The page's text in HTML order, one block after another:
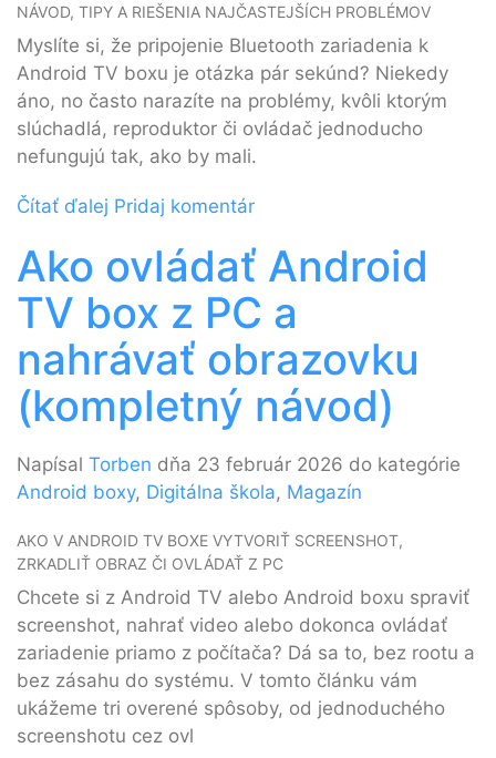
NÁVOD, TIPY A RIEŠENIA NAJČASTEJŠÍCH PROBLÉMOV
Myslíte si, že pripojenie Bluetooth zariadenia k
Android TV boxu je otázka pár sekúnd? Niekedy
áno, no často narazíte na problémy, kvôli ktorým
slúchadlá, reproduktor či ovládač jednoducho
nefungujú tak, ako by mali.
Čítať ďalej Pridaj komentár
Ako ovládať Android
TV box z PC a
nahrávať obrazovku
(kompletný návod)
Napísal Torben dňa 23 február 2026 do kategórie
Android boxy, Digitálna škola, Magazín
AKO V ANDROID TV BOXE VYTVORIŤ SCREENSHOT,
ZRKADLIŤ OBRAZ ČI OVLÁDAŤ Z PC
Chcete si z Android TV alebo Android boxu spraviť
screenshot, nahrať video alebo dokonca ovládať
zariadenie priamo z počítača? Dá sa to, bez rootu a
bez zásahu do systému. V tomto článku vám
ukážeme tri overené spôsoby, od jednoduchého
screenshotu cez ovl